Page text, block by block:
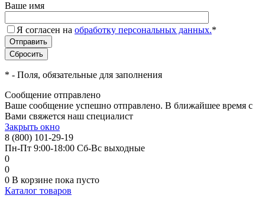
Ваше имя
Я согласен на обработку персональных данных.*
* - Поля, обязательные для заполнения
Сообщение отправлено
Ваше сообщение успешно отправлено. В ближайшее время с
Вами свяжется наш специалист
Закрыть окно
8 (800) 101-29-19
Пн-Пт 9:00-18:00 Сб-Вс выходные
0
0
0 В корзине пока пусто
Каталог товаров